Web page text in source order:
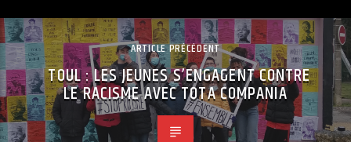
ARTICLE PRÉCÉDENT
TOUL : LES JEUNES S’ENGAGENT CONTRE
LE RACISME AVEC TOTA COMPANIA